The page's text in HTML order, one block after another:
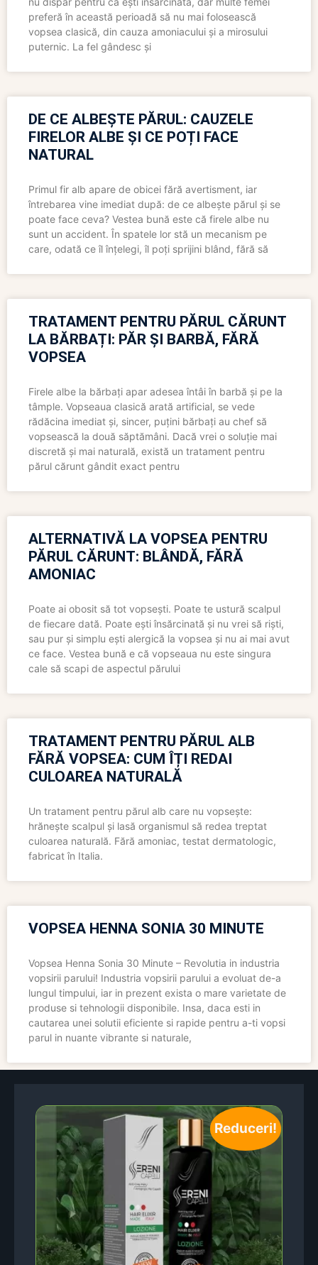
preferă în această perioadă să nu mai folosească
vopsea clasică, din cauza amoniacului și a mirosului
puternic. La fel gândesc și
DE CE ALBEȘTE PĂRUL: CAUZELE
FIRELOR ALBE ȘI CE POȚI FACE
NATURAL
Primul fir alb apare de obicei fără avertisment, iar
întrebarea vine imediat după: de ce albește părul și se
poate face ceva? Vestea bună este că firele albe nu
sunt un accident. În spatele lor stă un mecanism pe
care, odată ce îl înțelegi, îl poți sprijini blând, fără să
TRATAMENT PENTRU PĂRUL CĂRUNT
LA BĂRBAȚI: PĂR ȘI BARBĂ, FĂRĂ
VOPSEA
Firele albe la bărbați apar adesea întâi în barbă și pe la
tâmple. Vopseaua clasică arată artificial, se vede
rădăcina imediat și, sincer, puțini bărbați au chef să
vopsească la două săptămâni. Dacă vrei o soluție mai
discretă și mai naturală, există un tratament pentru
părul cărunt gândit exact pentru
ALTERNATIVĂ LA VOPSEA PENTRU
PĂRUL CĂRUNT: BLÂNDĂ, FĂRĂ
AMONIAC
Poate ai obosit să tot vopsești. Poate te ustură scalpul
de fiecare dată. Poate ești însărcinată și nu vrei să riști,
sau pur și simplu ești alergică la vopsea și nu ai mai avut
ce face. Vestea bună e că vopseaua nu este singura
cale să scapi de aspectul părului
TRATAMENT PENTRU PĂRUL ALB
FĂRĂ VOPSEA: CUM ÎȚI REDAI
CULOAREA NATURALĂ
Un tratament pentru părul alb care nu vopsește:
hrănește scalpul și lasă organismul să redea treptat
culoarea naturală. Fără amoniac, testat dermatologic,
fabricat în Italia.
VOPSEA HENNA SONIA 30 MINUTE
Vopsea Henna Sonia 30 Minute – Revolutia in industria
vopsirii parului! Industria vopsirii parului a evoluat de-a
lungul timpului, iar in prezent exista o mare varietate de
produse si tehnologii disponibile. Insa, daca esti in
cautarea unei solutii eficiente si rapide pentru a-ti vopsi
parul in nuante vibrante si naturale,
Reduceri!